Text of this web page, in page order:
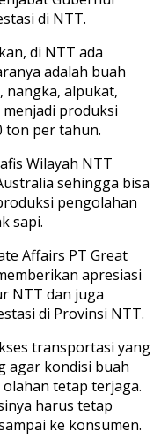
di NTT.
di NTT ada
adalah buah
nangka, alpukat,
produksi
ton per tahun.
Wilayah NTT
sehingga bisa
pengolahan
sapi.
Affairs PT Great
apresiasi
NTT dan juga
di Provinsi NTT.
transportasi yang
agar kondisi buah
tetap terjaga.
harus tetap
ke konsumen.